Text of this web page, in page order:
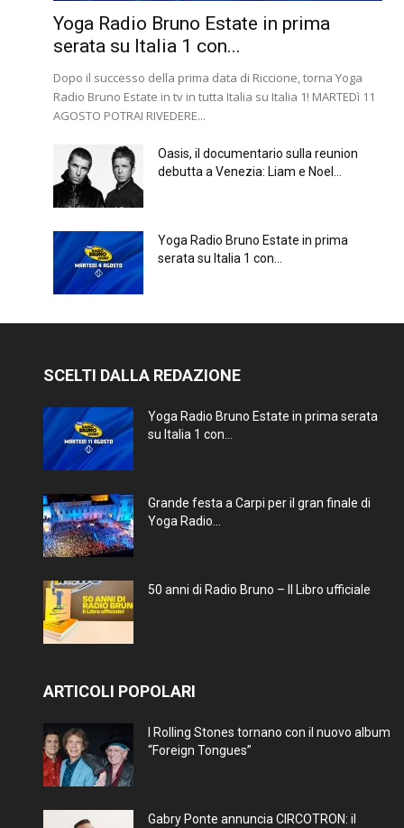
Yoga Radio Bruno Estate in prima
serata su Italia 1 con...
Dopo il successo della prima data di Riccione, torna Yoga
Radio Bruno Estate in tv in tutta Italia su Italia 1! MARTEDì 11
AGOSTO POTRAI RIVEDERE...
Oasis, il documentario sulla reunion
debutta a Venezia: Liam e Noel...
Yoga Radio Bruno Estate in prima
serata su Italia 1 con...
SCELTI DALLA REDAZIONE
Yoga Radio Bruno Estate in prima serata
su Italia 1 con...
Grande festa a Carpi per il gran finale di
Yoga Radio...
50 anni di Radio Bruno – Il Libro ufficiale
ARTICOLI POPOLARI
I Rolling Stones tornano con il nuovo album
“Foreign Tongues”
Gabry Ponte annuncia CIRCOTRON: il